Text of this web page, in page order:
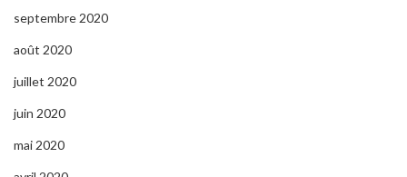
septembre 2020
août 2020
juillet 2020
juin 2020
mai 2020